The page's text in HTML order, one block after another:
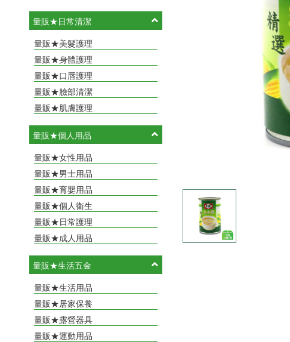
量販★日常清潔
量販★美髮護理
量販★身體護理
量販★口唇護理
量販★臉部清潔
量販★肌膚護理
量販★個人用品
量販★女性用品
量販★男士用品
量販★育嬰用品
量販★個人衛生
量販★日常護理
量販★成人用品
量販★生活五金
量販★生活用品
量販★居家保養
量販★露營器具
量販★運動用品